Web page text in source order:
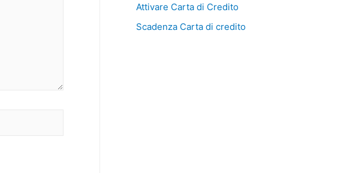
Attivare Carta di Credito
Scadenza Carta di credito